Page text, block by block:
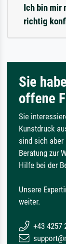
Ich bin mir
richtig
Sie
offene
Sie
Kunstdruck
sind sich aber
Beratung zur
Hilfe bei der
Unsere
weiter.
+43 4257